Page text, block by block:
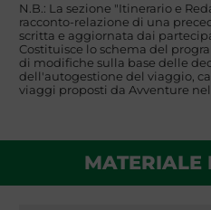
N.B.: La sezione "Itinerario e
racconto-relazione di una
scritta e aggiornata dai
Costituisce lo schema del
di modifiche sulla base delle
dell'autogestione del viaggio,
viaggi proposti da Avventure nel
MATERIALE